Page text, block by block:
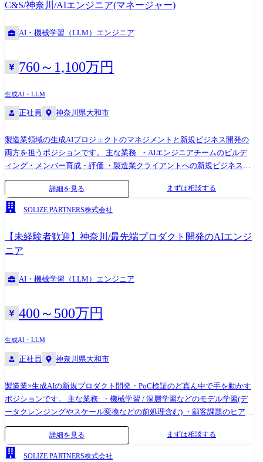
よび体制構築 ・日本・アメリカの設計案件をアジア拠点へオフショア展
開するためのブリッジマネジメント (仕様の正確な翻訳・指示、日本の品
質基準に基づく品質管理、取りまとめ)など ※ご経験・知見を活かしてい
週間の出張」から「数年の赴任(プロジェクト完遂)」まで ●海外拠点につ
いて 当社は日本・北米・インド・中国・タイを中心にエンジニアリング
ドセンターの運用、解析ソフト販売および導入支援、インド国内での
(現地開発拠点における設計支援)
C&S/神奈川/AIエンジニア(マネージャー)
AI・機械学習（LLM）エンジニア
760～1,100万円
生成AI・LLM
正社員 神奈川県大和市
製造業領域の生成AIプロジェクトのマネジメントと新規ビジネス開発の
両方を担うポジションです。 主な業務: ・AIエンジニアチームのビルデ
ィング・メンバー育成・評価 ・製造業クライアントへの新規ビジネス提
案・ソリューション企画 ・プロジェクト推進管理(スケジュール・品質・
予算) ・クライアントとの信頼関係構築・継続的な価値提供 ・インド・
バンガロールのグローバルHub拠点メンバーとの連携・調整
詳細を見る まずは相談する
SOLIZE PARTNERS株式会社
【未経験者歓迎】神奈川/最先端プロダクト開発のAIエンジ
ニア
AI・機械学習（LLM）エンジニア
400～500万円
生成AI・LLM
正社員 神奈川県大和市
製造業×生成AIの新規プロダクト開発・PoC検証のど真ん中で手を動かす
ポジションです。 主な業務: ・機械学習 / 深層学習などのモデル学習(デ
ータクレンジングやスケール変換などの前処理含む) ・顧客課題のヒアリ
ング → 要件定義 → 技術調査 → プロトタイプ実装 → 検証 → レポーティ
ングを一貫して担当 ・RAGシステムの設計・構築(ドキュメント検索、ナ
レッジベース活用など) ・LLMを組み込んだプロダクトの開発・改善(API
詳細を見る まずは相談する
SOLIZE PARTNERS株式会社